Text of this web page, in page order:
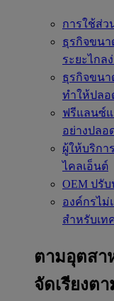
การใช้ส่ว
ธุรกิจขนา
ระยะไกล
ธุรกิจขน
ทำให้ปลอ
ฟรีแลนซ์
อย่างปลอ
ผู้ให้บริกา
ไคลเอ็นต์
OEM ปรับ
องค์กรไม่
สำหรับเท
ตามอุตสา
จัดเรียงต